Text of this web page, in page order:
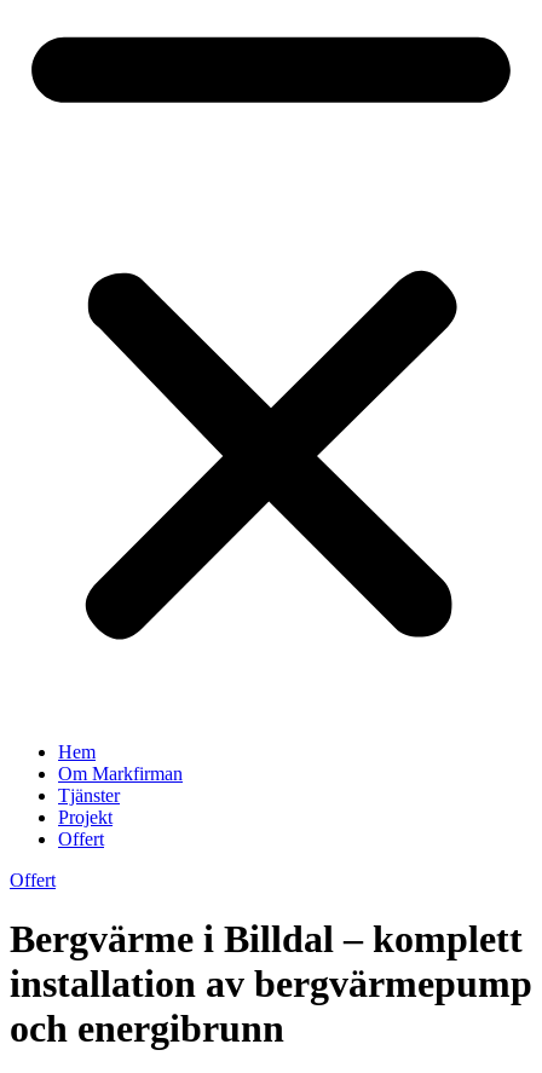
Hem
Om Markfirman
Tjänster
Projekt
Offert
Offert
Bergvärme i Billdal – komplett
installation av bergvärmepump
och energibrunn